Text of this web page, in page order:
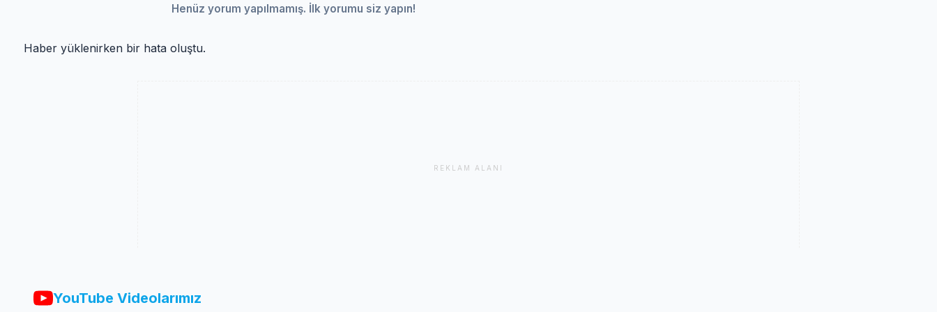
Henüz yorum yapılmamış. İlk yorumu siz yapın!
Haber yüklenirken bir hata oluştu.
REKLAM ALANI
YouTube Videolarımız